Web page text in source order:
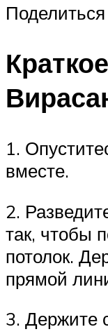
Поделиться
1.
вместе.
2.
так, чтобы
потолок.
прямой
3. Держите